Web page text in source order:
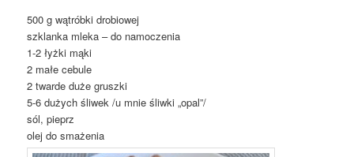
500 g wątróbki drobiowej
szklanka mleka – do namoczenia
1-2 łyżki mąki
2 małe cebule
2 twarde duże gruszki
5-6 dużych śliwek /u mnie śliwki „opal”/
sól, pieprz
olej do smażenia